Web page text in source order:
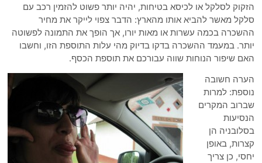
הזקוק לסלקל או לכיסא בטיחות, יהיה יותר פשוט להזמין רכב עם
סלקל מאשר להביא אותו מהארץ: הדבר צפוי לייקר את מחיר
ההשכרה בכמה עשרות או מאות יורו, אך הופך את התמונה לפשוטה
יותר. במעמד ההשכרה בדקו בדיוק מהי עלות התוספת הזו, וחשבו
האם שיפור הנוחות שווה עבורכם את תוספת הכסף.
הערה חשובה
נוספת: למרות
שברוב המקרים
הנסיעות
בסלובניה הן
קצרות, באופן
יחסי, כן צריך